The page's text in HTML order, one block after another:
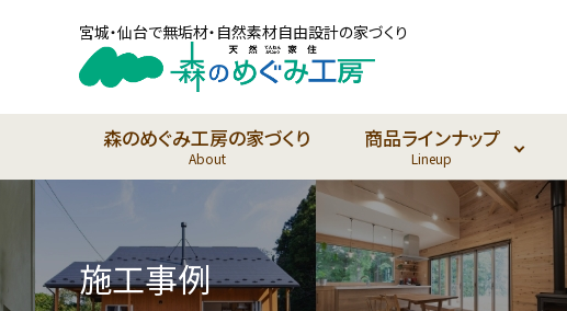
宮城・仙台で無垢材・自然素材自由設計の家づくり
森のめぐみ工房の家づくり
About
商品ラインナップ
Lineup
施工事例